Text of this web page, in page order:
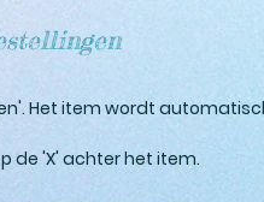
Het item wordt
de 'X' achter het item.